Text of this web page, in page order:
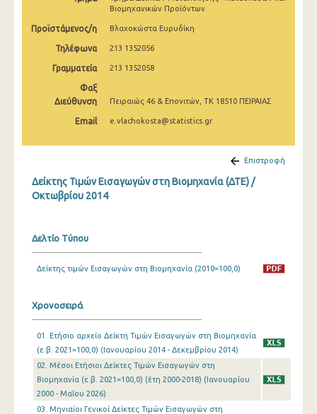
Ιουνίου 2025
Μαΐου 2025
Μαρτίου 2025
Φεβρουαρίου 2025
Νοεμβρίου 2024
Σεπτεμβρίου 2024
Ιουνίου 2024
Μαΐου 2024
Απριλίου 2024
Βιομηχανικών Προϊόντων
Προϊστάμενος/η Βλαχοκώστα Ευρυδίκη
Τηλέφωνα 213 1352056
Γραμματεία 213 1352058
Φαξ
Διεύθυνση
Πειραιώς 46 & Επονιτών, ΤΚ 18510 ΠΕΙΡΑΙΑΣ
Email e.vlachokosta@statistics.gr
Επιστροφή
Δείκτης Τιμών Εισαγωγών στη Βιομηχανία (ΔΤΕ) /
Οκτωβρίου 2014
Δελτίο Τύπου
Δείκτης τιμών Εισαγωγών στη Βιομηχανία (2010=100,0)
Χρονοσειρά
01. Ετήσιο αρχείο Δείκτη Τιμών Εισαγωγών στη Βιομηχανία
(ε.β. 2021=100,0) (Ιανουαρίου 2014 - Δεκεμβρίου 2014)
02. Μέσοι Ετήσιοι Δείκτες Τιμών Εισαγωγών στη
Βιομηχανία (ε.β. 2021=100,0) (έτη 2000-2018) (Ιανουαρίου
2000 - Μαΐου 2026)
03. Μηνιαίοι Γενικοί Δείκτες Τιμών Εισαγωγών στη